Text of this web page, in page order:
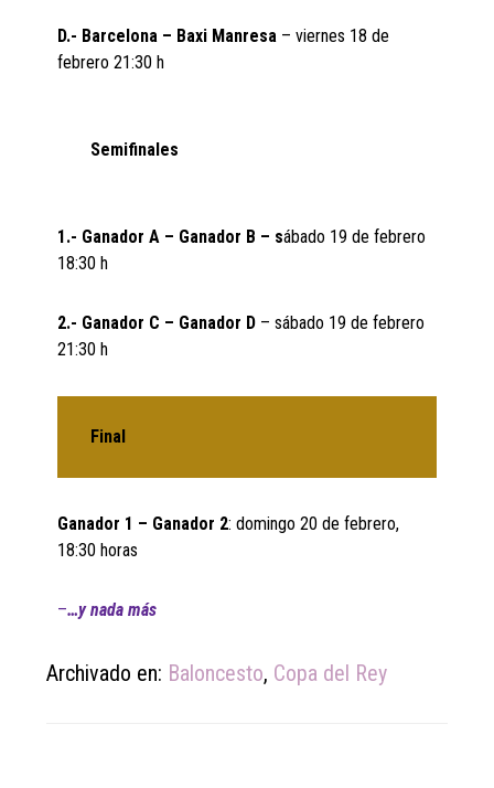
D.- Barcelona – Baxi Manresa – viernes 18 de
febrero 21:30 h
Semifinales
1.- Ganador A – Ganador B – sábado 19 de febrero
18:30 h
2.- Ganador C – Ganador D – sábado 19 de febrero
21:30 h
Final
Ganador 1 – Ganador 2: domingo 20 de febrero,
18:30 horas
–…y nada más
Archivado en: Baloncesto, Copa del Rey